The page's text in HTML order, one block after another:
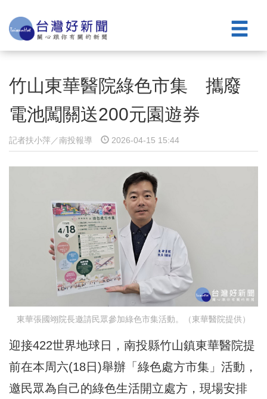
竹山東華醫院綠色市集 攜廢
電池闖關送200元園遊券
記者扶小萍／南投報導 2026-04-15 15:44
東華張國翊院長邀請民眾參加綠色市集活動。（東華醫院提供）
迎接422世界地球日，南投縣竹山鎮東華醫院提
前在本周六(18日)舉辦「綠色處方市集」活動，
邀民眾為自己的綠色生活開立處方，現場安排